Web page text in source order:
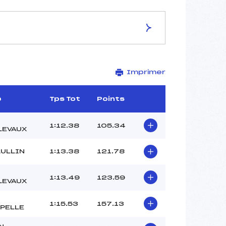
LES BRETTAZ
1590
3606/12/18
Imprimer
Tps Tot Points
1:12.38 105.34
1:13.38 121.78
1:13.49 123.59
1:15.53 157.13